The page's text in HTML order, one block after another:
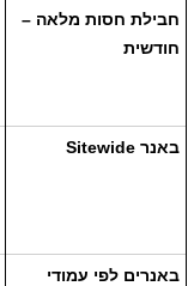
חבילת חסות מלאה –
חודשית
באנר Sitewide
באנרים לפי עמודי